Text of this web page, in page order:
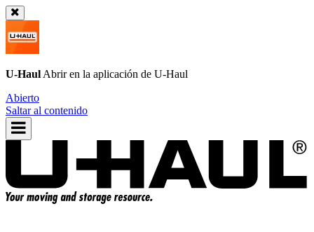
U-Haul Abrir en la aplicación de U-Haul
Abierto
Saltar al contenido